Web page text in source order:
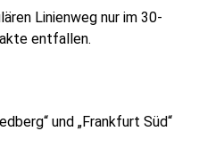
Linienweg nur im 30-
entfallen.
und „Frankfurt Süd“